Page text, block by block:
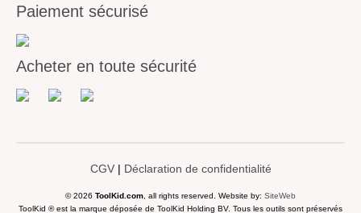
Paiement sécurisé
Acheter en toute sécurité
CGV| Déclaration de confidentialité
© 2026 ToolKid.com, all rights reserved. Website by: SiteWeb
ToolKid ® est la marque déposée de ToolKid Holding BV. Tous les outils sont préservés